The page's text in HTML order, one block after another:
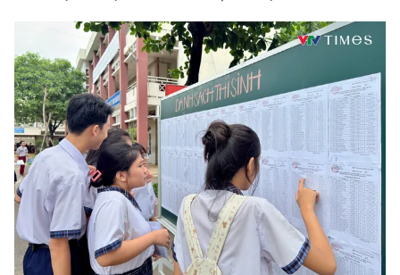
Theo dõi báo trên
Cơ quan chủ quản:Đài Truyền hình Việt Nam
Cơ quan báo chí:Thời báo VTV
Giấy phép hoạt động báo in và báo điện tử số 483/GP-BTTTT
cấp ngày 29/12/2023
Tổng Biên tập:
Vũ Thanh Thủy
Phó Tổng Biên tập:Nguyễn Thị Mỹ Hạnh, Phạm Quốc Thắng,
Nguyễn Trọng Ninh